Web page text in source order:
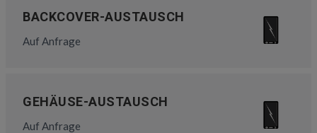
BACKCOVER-AUSTAUSCH
Auf Anfrage
GEHÄUSE-AUSTAUSCH
Auf Anfrage